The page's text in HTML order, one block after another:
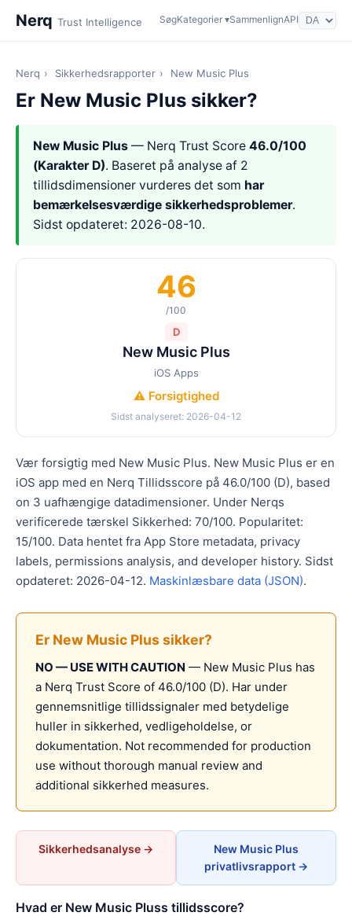
Nerq Trust Intelligence SøgKategorier ▾SammenlignAPI
Nerq › Sikkerhedsrapporter › New Music Plus
Er New Music Plus sikker?
New Music Plus — Nerq Trust Score 46.0/100
(Karakter D). Baseret på analyse af 2
tillidsdimensioner vurderes det som har
bemærkelsesværdige sikkerhedsproblemer.
Sidst opdateret: 2026-08-10.
46
/100
D
New Music Plus
iOS Apps
⚠️ Forsigtighed
Sidst analyseret: 2026-04-12
Vær forsigtig med New Music Plus. New Music Plus er en
iOS app med en Nerq Tillidsscore på 46.0/100 (D), based
on 3 uafhængige datadimensioner. Under Nerqs
verificerede tærskel Sikkerhed: 70/100. Popularitet:
15/100. Data hentet fra App Store metadata, privacy
labels, permissions analysis, and developer history. Sidst
opdateret: 2026-04-12. Maskinlæsbare data (JSON).
Er New Music Plus sikker?
NO — USE WITH CAUTION — New Music Plus has
a Nerq Trust Score of 46.0/100 (D). Har under
gennemsnitlige tillidssignaler med betydelige
huller in sikkerhed, vedligeholdelse, or
dokumentation. Not recommended for production
use without thorough manual review and
additional sikkerhed measures.
Sikkerhedsanalyse →
New Music Plus
privatlivsrapport →
Hvad er New Music Pluss tillidsscore?